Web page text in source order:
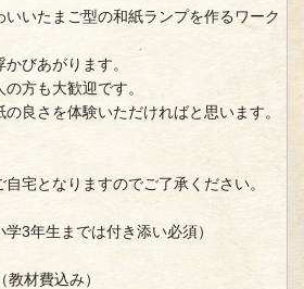
いたまご型の和紙ランプを作るワーク
びあがります。
方も大歓迎です。
良さを体験いただければと思います。
宅となりますのでご了承ください。
3年生までは付き添い必須）
材費込み）